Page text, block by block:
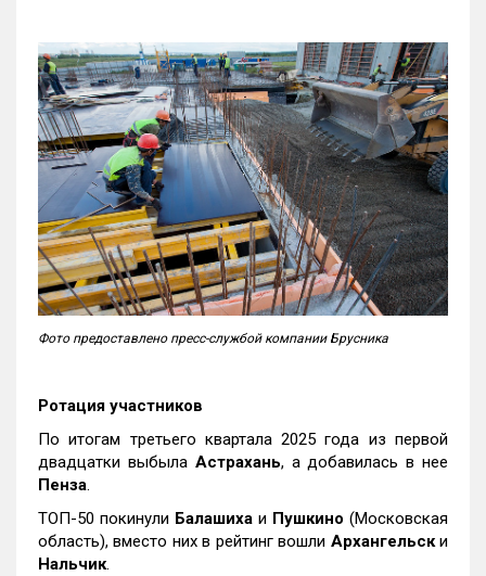
Фото предоставлено пресс-службой компании Брусника
Ротация участников
По итогам третьего квартала 2025 года из первой
двадцатки выбыла Астрахань, а добавилась в нее
Пенза.
ТОП-50 покинули Балашиха и Пушкино (Московская
область), вместо них в рейтинг вошли Архангельски
Нальчик.